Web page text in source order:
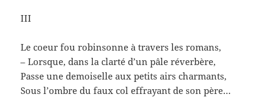
III
Le coeur fou robinsonne à travers les romans,
– Lorsque, dans la clarté d’un pâle réverbère,
Passe une demoiselle aux petits airs charmants,
Sous l’ombre du faux col effrayant de son père…